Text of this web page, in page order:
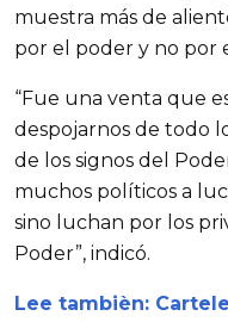
muestra más de
por el poder y no por
“Fue una venta que
despojarnos de todo
de los signos del
muchos políticos a
sino luchan por los
Poder”, indicó.
Lee tambièn: